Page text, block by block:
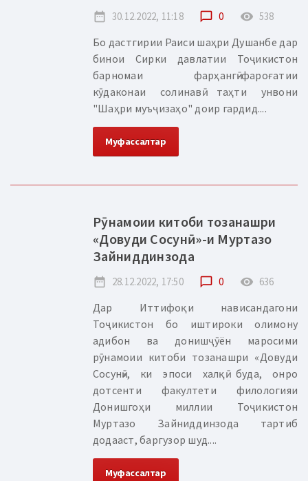
date_range 30.12.2022, 11:18 chat_bubble_outline 0 remove_red_eye 538
Бо дастгирии Раиси шаҳри Душанбе дар
бинои Сирки давлатии Тоҷикистон
барномаи фарҳангӣ-фароғатии
кӯдаконаи солинавӣ таҳти унвони
"Шаҳри муъҷизаҳо" доир гардид....
Муфассалтар
Рӯнамоии китоби тозанашри
«Довуди Сосунӣ»-и Муртазо
Зайниддинзода
date_range 28.12.2022, 17:50 chat_bubble_outline 0 remove_red_eye 636
Дар Иттифоқи нависандагони
Тоҷикистон бо иштироки олимону
адибон ва донишҷӯён маросими
рӯнамоии китоби тозанашри «Довуди
Сосунӣ», ки эпоси халқӣ буда, онро
дотсенти факултети филологияи
Донишгоҳи миллии Тоҷикистон
Муртазо Зайниддинзода тартиб
додааст, баргузор шуд....
Муфассалтар